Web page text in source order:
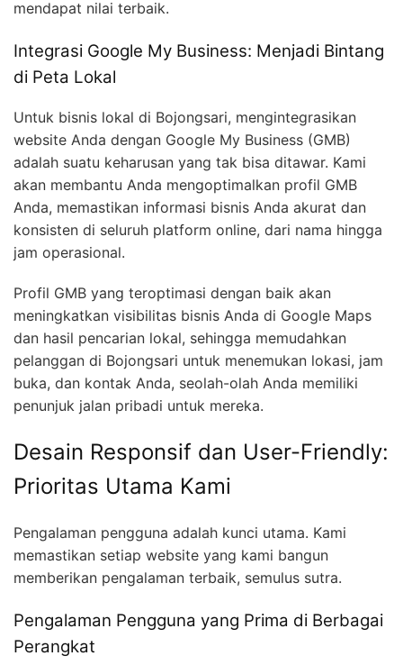
mendapat nilai terbaik.
Integrasi Google My Business: Menjadi Bintang
di Peta Lokal
Untuk bisnis lokal di Bojongsari, mengintegrasikan
website Anda dengan Google My Business (GMB)
adalah suatu keharusan yang tak bisa ditawar. Kami
akan membantu Anda mengoptimalkan profil GMB
Anda, memastikan informasi bisnis Anda akurat dan
konsisten di seluruh platform online, dari nama hingga
jam operasional.
Profil GMB yang teroptimasi dengan baik akan
meningkatkan visibilitas bisnis Anda di Google Maps
dan hasil pencarian lokal, sehingga memudahkan
pelanggan di Bojongsari untuk menemukan lokasi, jam
buka, dan kontak Anda, seolah-olah Anda memiliki
penunjuk jalan pribadi untuk mereka.
Desain Responsif dan User-Friendly:
Prioritas Utama Kami
Pengalaman pengguna adalah kunci utama. Kami
memastikan setiap website yang kami bangun
memberikan pengalaman terbaik, semulus sutra.
Pengalaman Pengguna yang Prima di Berbagai
Perangkat